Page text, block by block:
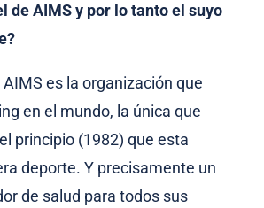
de AIMS y por lo tanto el suyo
es la organización que
en el mundo, la única que
principio (1982) que esta
deporte. Y precisamente un
de salud para todos sus